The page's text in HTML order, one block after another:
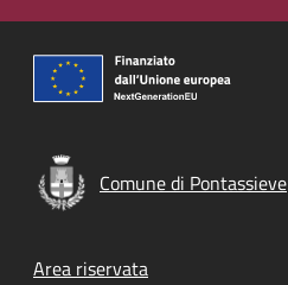
Comune di Pontassieve
Footer menu
Area riservata